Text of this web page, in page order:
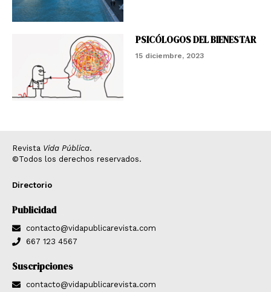
PSICÓLOGOS DEL BIENESTAR
15 diciembre, 2023
Revista Vida Pública.
©Todos los derechos reservados.
Directorio
Publicidad
contacto@vidapublicarevista.com
667 123 4567
Suscripciones
contacto@vidapublicarevista.com